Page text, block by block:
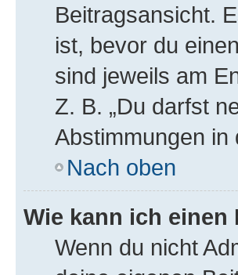
Beitragsansicht.
ist, bevor du
sind jeweils am
Z. B. „Du darfst
Abstimmungen in
Nach oben
Wie kann ich
Wenn du nicht